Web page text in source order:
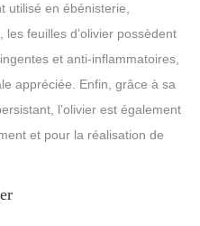
utilisé en ébénisterie,
feuilles d’olivier possèdent
et anti-inflammatoires,
appréciée. Enfin, grâce à sa
l’olivier est également
et pour la réalisation de